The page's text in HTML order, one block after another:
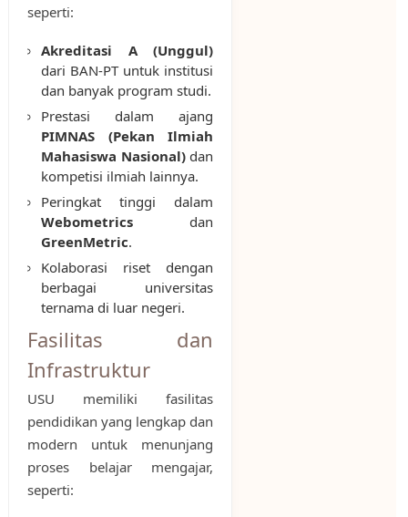
seperti:
Akreditasi A (Unggul)
dari BAN-PT untuk institusi
dan banyak program studi.
Prestasi dalam ajang
PIMNAS (Pekan Ilmiah
Mahasiswa Nasional)dan
kompetisi ilmiah lainnya.
Peringkat tinggi dalam
Webometricsdan
GreenMetric.
Kolaborasi riset dengan
berbagai universitas
ternama di luar negeri.
Fasilitas dan
Infrastruktur
USU memiliki fasilitas
pendidikan yang lengkap dan
modern untuk menunjang
proses belajar mengajar,
seperti: